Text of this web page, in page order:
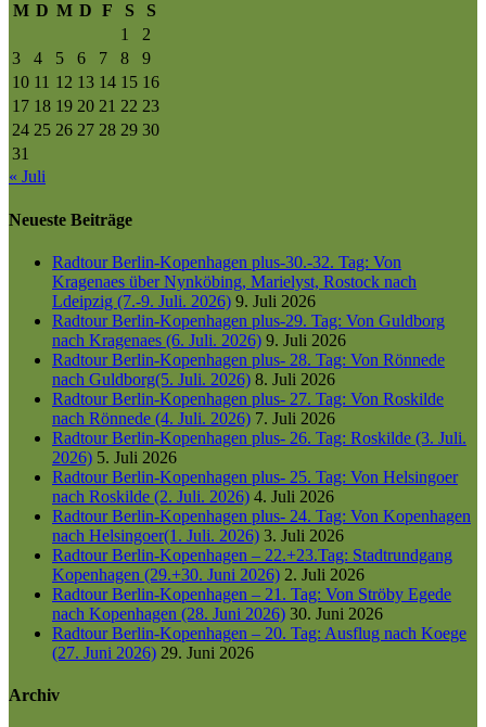
M D M D F S
S
1
2
3
4 5 6 7 8
9
10 11 12 13 14 15 16
17 18 19 20 21 22 23
24 25 26 27 28 29 30
31
« Juli
Neueste Beiträge
Radtour Berlin-Kopenhagen plus-30.-32. Tag: Von
Kragenaes über Nynköbing, Marielyst, Rostock nach
Ldeipzig (7.-9. Juli. 2026) 9. Juli 2026
Radtour Berlin-Kopenhagen plus-29. Tag: Von Guldborg
nach Kragenaes (6. Juli. 2026) 9. Juli 2026
Radtour Berlin-Kopenhagen plus- 28. Tag: Von Rönnede
nach Guldborg(5. Juli. 2026) 8. Juli 2026
Radtour Berlin-Kopenhagen plus- 27. Tag: Von Roskilde
nach Rönnede (4. Juli. 2026) 7. Juli 2026
Radtour Berlin-Kopenhagen plus- 26. Tag: Roskilde (3. Juli.
2026) 5. Juli 2026
Radtour Berlin-Kopenhagen plus- 25. Tag: Von Helsingoer
nach Roskilde (2. Juli. 2026) 4. Juli 2026
Radtour Berlin-Kopenhagen plus- 24. Tag: Von Kopenhagen
nach Helsingoer(1. Juli. 2026) 3. Juli 2026
Radtour Berlin-Kopenhagen – 22.+23.Tag: Stadtrundgang
Kopenhagen (29.+30. Juni 2026) 2. Juli 2026
Radtour Berlin-Kopenhagen – 21. Tag: Von Ströby Egede
nach Kopenhagen (28. Juni 2026) 30. Juni 2026
Radtour Berlin-Kopenhagen – 20. Tag: Ausflug nach Koege
(27. Juni 2026) 29. Juni 2026
Archiv